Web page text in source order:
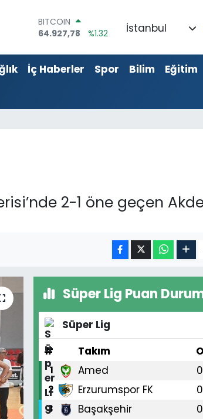
DOLAR
47,5894
%0.08
55,0398
%-0.02
STERLİN
İstanbul
İç Haberler Spor Bilim
Eğitim
2-1 öne geçen
Süper Lig Puan
Süper Lig
#
Takım O
1 Amed 0
2 Erzurumspor FK 0
3 Başakşehir 0